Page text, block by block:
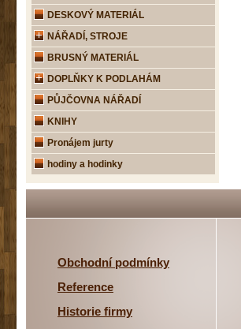
DESKOVÝ MATERIÁL
NÁŘADÍ, STROJE
BRUSNÝ MATERIÁL
DOPLŇKY K PODLAHÁM
PŮJČOVNA NÁŘADÍ
KNIHY
Pronájem jurty
hodiny a hodinky
Obchodní podmínky
Reference
Historie firmy